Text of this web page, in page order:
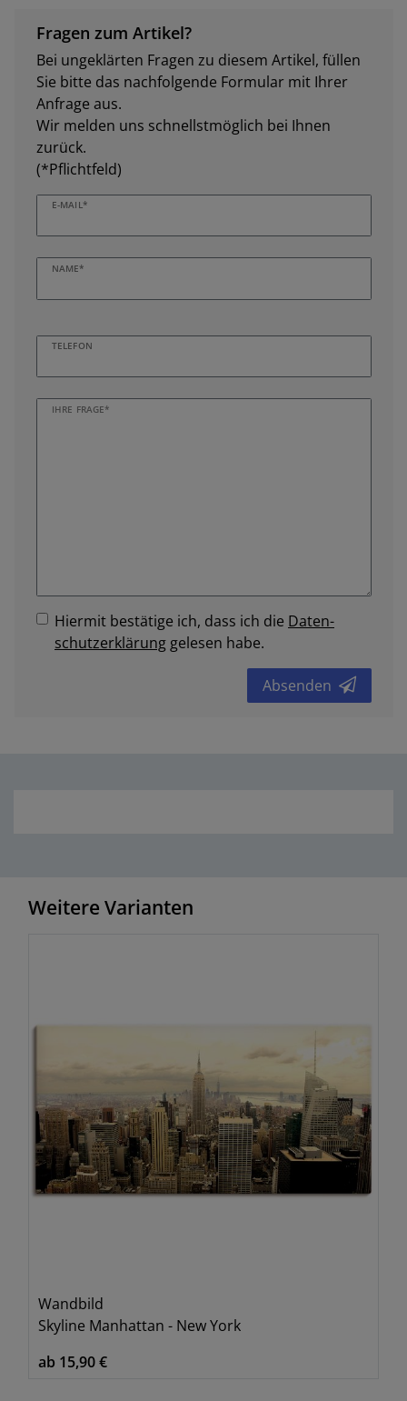
Fragen zum Artikel?
Bei ungeklärten Fragen zu diesem Artikel, füllen
Sie bitte das nachfolgende Formular mit Ihrer
Anfrage aus.
Wir melden uns schnellstmöglich bei Ihnen
zurück.
(*Pflichtfeld)
E-MAIL*
NAME*
TELEFON
IHRE FRAGE*
Hiermit bestätige ich, dass ich die Daten­
schutz­erklärung gelesen habe.
Absenden
Weitere Varianten
Wandbild
Skyline Manhattan - New York
ab 15,90 €